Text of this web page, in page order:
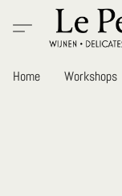
Home Workshops